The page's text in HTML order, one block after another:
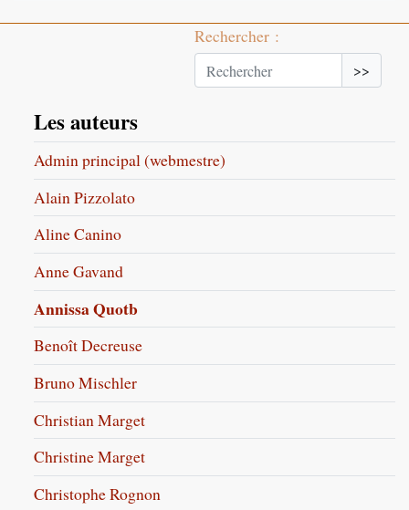
Rechercher :
>>
Les auteurs
Admin principal (webmestre)
Alain Pizzolato
Aline Canino
Anne Gavand
Annissa Quotb
Benoît Decreuse
Bruno Mischler
Christian Marget
Christine Marget
Christophe Rognon